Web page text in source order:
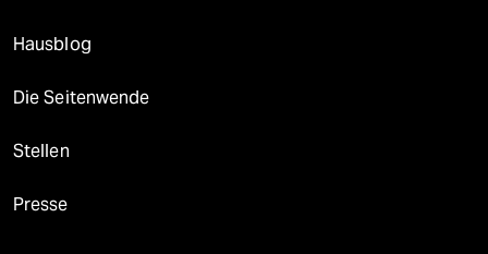
Hausblog
Die Seitenwende
Stellen
Presse